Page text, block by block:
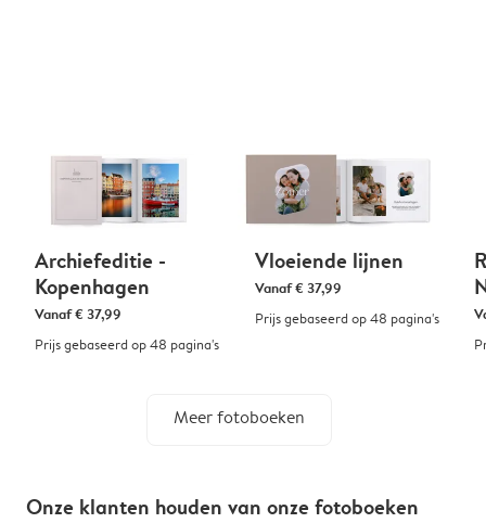
Archiefeditie -
Kopenhagen
Vanaf€ 37,99
Prijs gebaseerd op 48 pagina's
Vloeiende lijnen
Vanaf€ 37,99
Prijs gebaseerd op 48 pagina's
Meer fotoboeken
Onze klanten houden van onze fotoboeken